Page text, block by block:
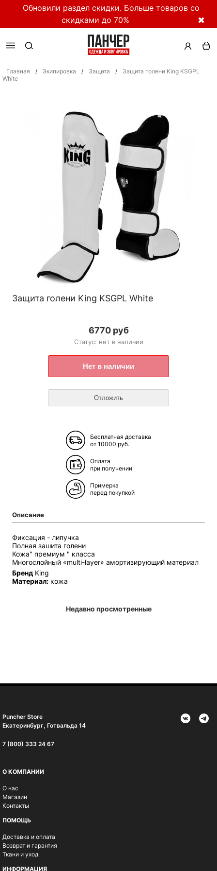
Обновили раздел скидки. Больше товаров со
скидками до 70%
✖
Главная / Экипировка / Защита /
Защита голени King KSGPL
White
Защита голени King KSGPL White
6770 руб
Статус: нет в наличии
Бесплатная доставка
от 10000 руб.
Оплата
при получении
Примерка
перед покупкой
Описание
Фиксация - липучка
Полная зашита голени
Кожа" премиум " класса
Многослойный «multi-layer» амортизирующий материал
Бренд King
Материал: кожа
Недавно просмотренные
Puncher Store
Екатеринбург, Готвальда 14
7 (800) 333 24 67
О КОМПАНИИ
О нас
Магазин
Контакты
ПОМОЩЬ
Доставка и оплата
Возврат и гарантия
Ткани и уход
ИНФОРМАЦИЯ